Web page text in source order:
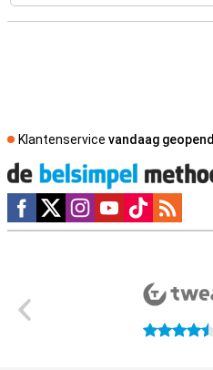
Klantenservice vandaag geopend
Social media
4.5 sterren